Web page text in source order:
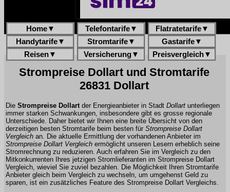
Home▼ Telefontarife▼ Flatratetarife▼
Handytarife▼ Stromtarife▼ Gastarife▼
Reisen▼ Versicherung▼ Preisvergleich▼
Strompreise Dollart und Stromtarife
26831 Dollart
Die Strompreise Dollart der Energieanbieter in Stadt Dollart unterliegen
immer starken Schwankungen, insbesondere gibt es grosse regionale
Unterschiede. Daher bietet wir Ihnen eine breite Übersicht von den
derzeitigen besten Stromtarife beim besten für Strompreise Dollart
Vergleich an. Die aktuelle Ermittlung der vorhandenen Anbieter im
Strompreise Dollart Vergleich ermöglicht unseren Lesern erheblich seine
Stromrechnung zu reduzieren. Auch erfahren Sie im Vergleich zu den
Mitkonkurrenten Ihres jetzigen Stromlieferanten im Strompreise Dollart
Vergleich, wieviel Sie zuviel bezahlen. Die Möglichkeit Ihren Stromtarife
Anbieter gleich beim Vergleich zu wechseln, um umgehenst Geld zu
sparen, ist ein zusätzliches Feature des Strompreise Dollart Vergleichs.